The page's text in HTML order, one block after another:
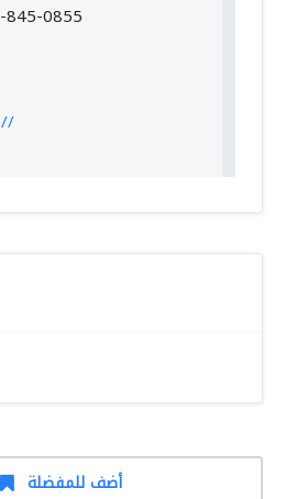
0855
أضف للمفضلة